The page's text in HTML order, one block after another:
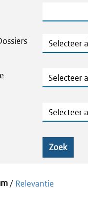
Thema's en
Geografie
Zoek
/ Relevantie